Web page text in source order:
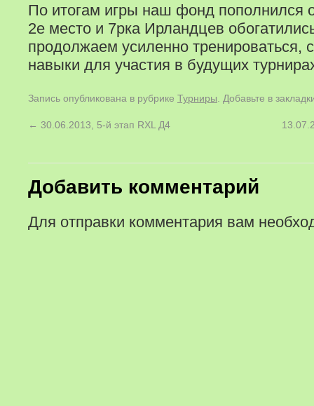
По итогам игры наш фонд пополнился
2е место и 7рка Ирландцев
продолжаем усиленно тренироваться,
навыки для участия в будущих
Запись опубликована в рубрике Турниры . Добавьте в
← 30.06.2013, 5-й этап RXL Д4
Добавить комментарий
Для отправки комментария вам